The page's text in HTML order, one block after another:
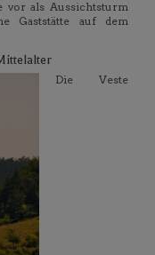
vor als Aussichtsturm
Gaststätte auf dem
Die Veste